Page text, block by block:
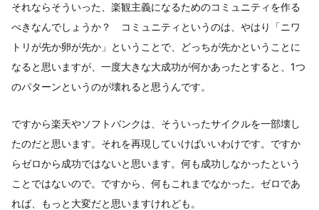
それならそういった、楽観主義になるためのコミュニティを作る
べきなんでしょうか？ コミュニティというのは、やはり「ニワ
トリが先か卵が先か」ということで、どっちが先かということに
なると思いますが、一度大きな大成功が何かあったとすると、1つ
のパターンというのが壊れると思うんです。
ですから楽天やソフトバンクは、そういったサイクルを一部壊し
たのだと思います。それを再現していけばいいわけです。ですか
らゼロから成功ではないと思います。何も成功しなかったという
ことではないので。ですから、何もこれまでなかった。ゼロであ
れば、もっと大変だと思いますけれども。